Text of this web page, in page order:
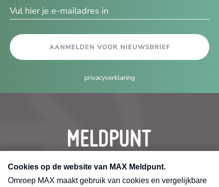
AANMELDEN VOOR NIEUWSBRIEF
privacyverklaring
CONTACT